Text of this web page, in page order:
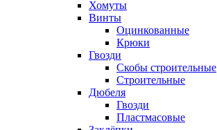
Хомуты
Винты
Оцинкованные
Крюки
Гвозди
Скобы строительные
Строительные
Дюбеля
Гвозди
Пластмасовые